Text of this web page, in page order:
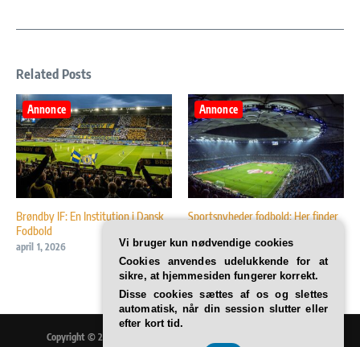
Related Posts
Annonce
Brøndby IF: En Institution i Dansk
Fodbold
april 1, 2026
Annonce
Sportsnyheder fodbold: Her finder
november 21, 2025
Copyright © 2026 Træning og sund livsstil / sportnu.dk | Drevet af
Vi bruger kun nødvendige cookies
Cookies anvendes udelukkende for at
sikre, at hjemmesiden fungerer korrekt.
Disse cookies sættes af os og slettes
automatisk, når din session slutter eller
efter kort tid.